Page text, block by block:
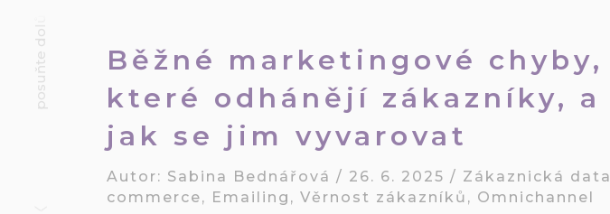
posuňte dolů
Běžné marketingové chyby,
které odhánějí zákazníky, a
jak se jim vyvarovat
Autor: Sabina Bednářová / 26. 6. 2025 / Zákaznická data
commerce, Emailing , Věrnost zákazníků , Omnichannel